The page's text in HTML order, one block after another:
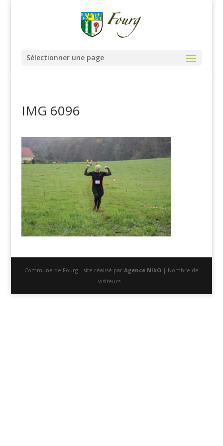
Sélectionner une page
IMG 6096
Commune de Fourg - site réalisé par Agence NikO| Nombre de
visiteurs